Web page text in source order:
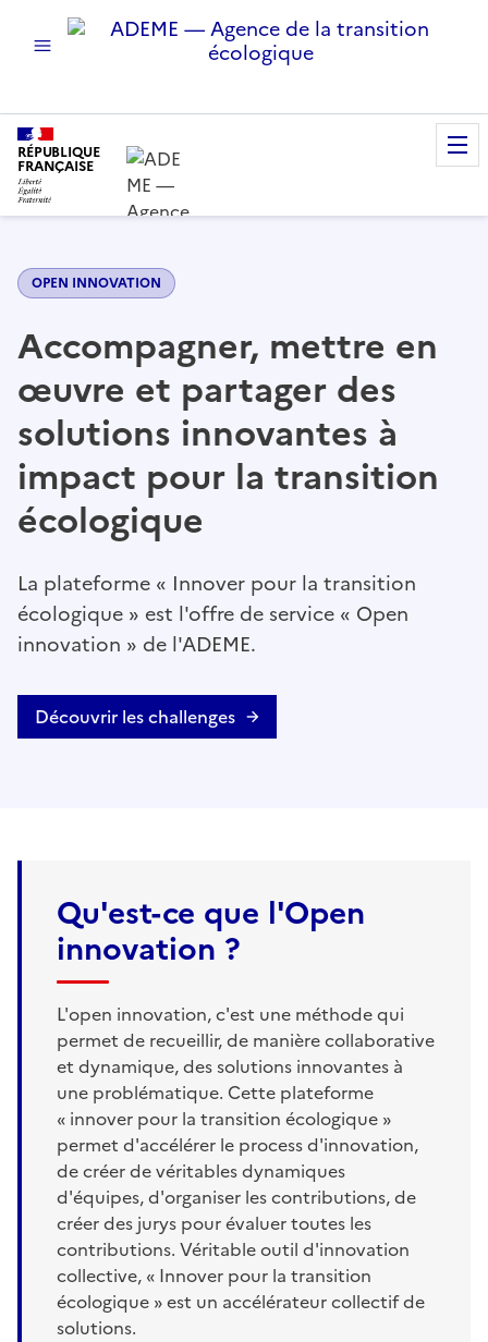
menu
Innover pour la transition écologique
RÉPUBLIQUE
FRANÇAISE
OPEN INNOVATION
Accompagner, mettre en
œuvre et partager des
solutions innovantes à
impact pour la transition
écologique
La plateforme « Innover pour la transition
écologique » est l'offre de service « Open
innovation » de l'ADEME.
Découvrir les challenges
Qu'est-ce que l'Open
innovation ?
L'open innovation, c'est une méthode qui
permet de recueillir, de manière collaborative
et dynamique, des solutions innovantes à
une problématique. Cette plateforme
« innover pour la transition écologique »
permet d'accélérer le process d'innovation,
de créer de véritables dynamiques
d'équipes, d'organiser les contributions, de
créer des jurys pour évaluer toutes les
contributions. Véritable outil d'innovation
collective, « Innover pour la transition
écologique » est un accélérateur collectif de
solutions.